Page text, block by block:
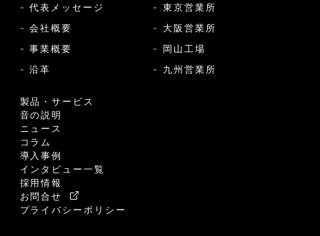
- 代表メッセージ
- 会社概要
- 事業概要
- 沿革
製品・サービス
音の説明
ニュース
コラム
導入事例
インタビュー一覧
採用情報
お問合せ
プライバシーポリシー
- 東京営業所
- 大阪営業所
- 岡山工場
- 九州営業所